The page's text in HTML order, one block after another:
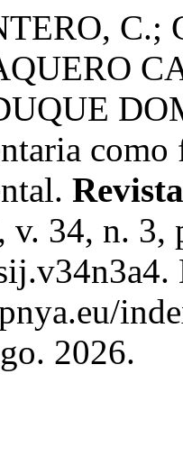
C.;
como
, v. 34, n. 3,
2026.